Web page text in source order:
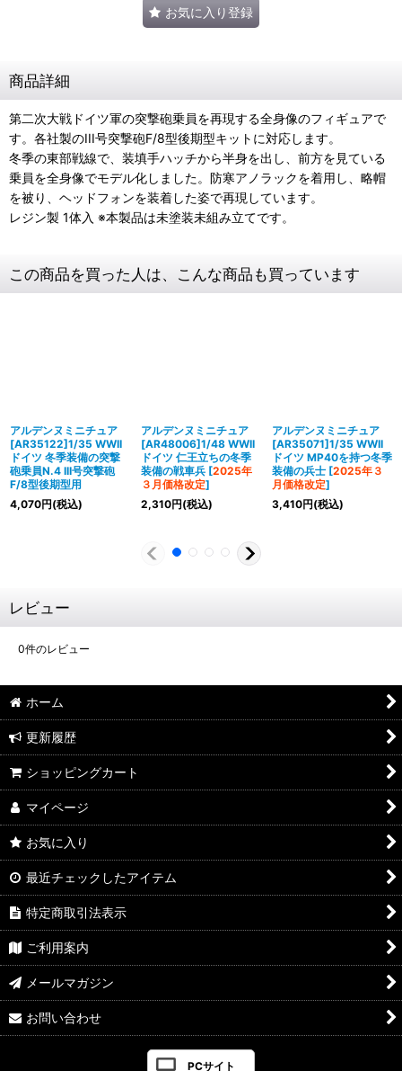
お気に入り登録
商品詳細
第二次大戦ドイツ軍の突撃砲乗員を再現する全身像のフィギュアで
す。各社製のIII号突撃砲F/8型後期型キットに対応します。
冬季の東部戦線で、装填手ハッチから半身を出し、前方を見ている
乗員を全身像でモデル化しました。防寒アノラックを着用し、略帽
を被り、ヘッドフォンを装着した姿で再現しています。
レジン製 1体入 ※本製品は未塗装未組み立てです。
この商品を買った人は、こんな商品も買っています
アルデンヌミニチュア
[AR35122]1/35 WWII
ドイツ 冬季装備の突撃
砲乗員N.4 III号突撃砲
F/8型後期型用
4,070円(税込)
アルデンヌミニチュア
[AR48006]1/48 WWII
ドイツ 仁王立ちの冬季
装備の戦車兵 [2025年
３月価格改定]
2,310円(税込)
アルデンヌミニチュア
[AR35071]1/35 WWII
ドイツ MP40を持つ冬季
装備の兵士 [2025年３
月価格改定]
3,410円(税込)
レビュー
0件のレビュー
ホーム
更新履歴
ショッピングカート
マイページ
お気に入り
最近チェックしたアイテム
特定商取引法表示
ご利用案内
メールマガジン
お問い合わせ
PCサイト